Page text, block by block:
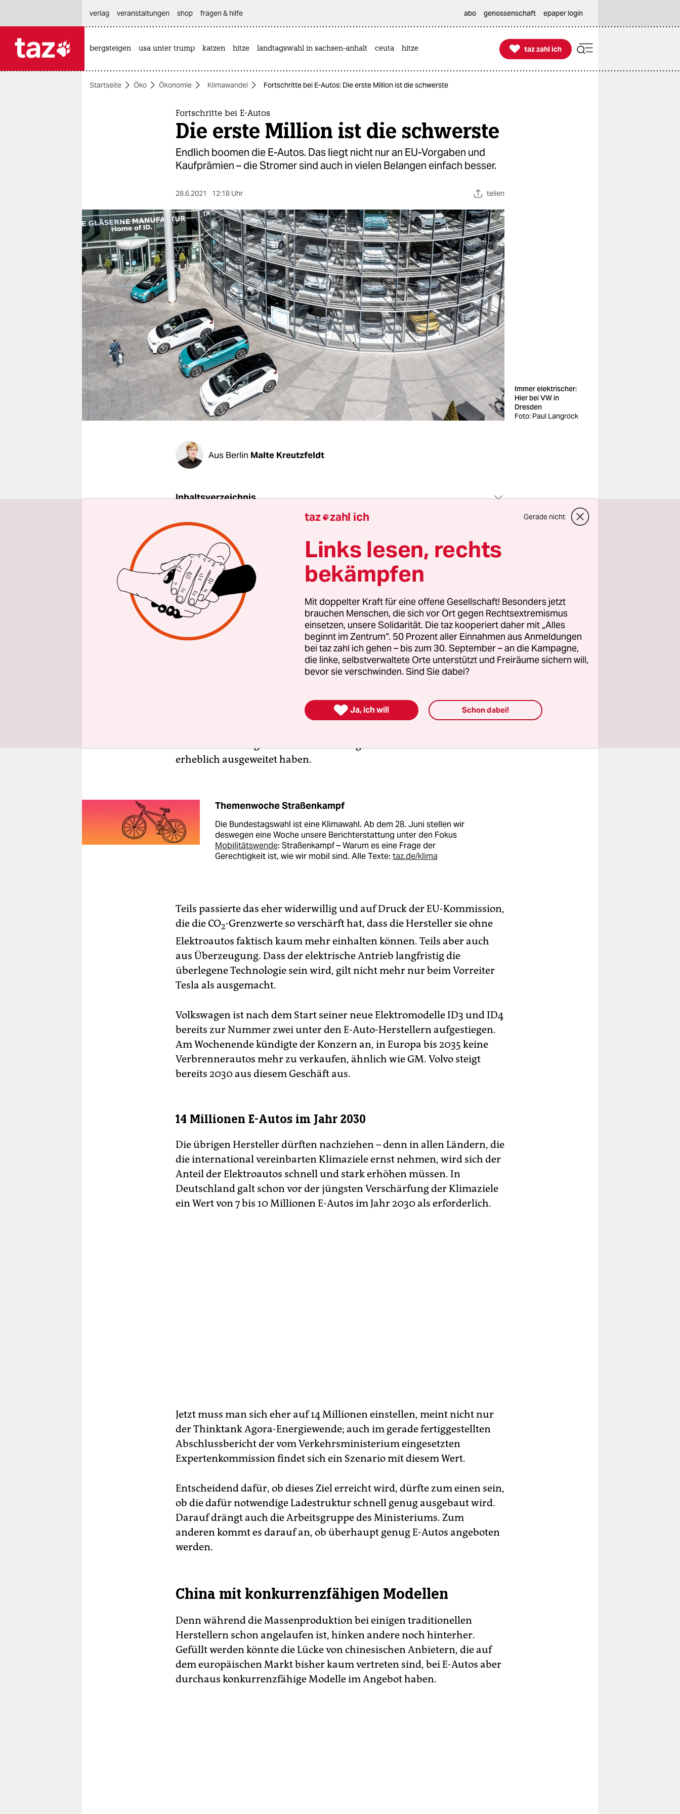
themen
berlin
nord
wahrheit
verlag
verlag
veranstaltungen
shop
fragen & hilfe
unterstützen
abo
verlag
veranstaltungen shop fragen & hilfe abo genossenschaft epaper login
bergsteigen usa unter trump katzen hitze landtagswahl in sachsen-anhalt ceuta hitze 
taz zahl ich
taz zahl ich
Startseite Öko Ökonomie Klimawandel Fortschritte bei E-Autos: Die erste Million ist die schwerste
Fortschritte bei E-Autos
Die erste Million ist die schwerste
Endlich boomen die E-Autos. Das liegt nicht nur an EU-Vorgaben und
Kaufprämien – die Stromer sind auch in vielen Belangen einfach besser.
28.6.2021 12:18 Uhr teilen
Immer elektrischer:
Hier bei VW in
Dresden
Foto: Paul Langrock
Aus Berlin Malte Kreutzfeldt
Inhaltsverzeichnis
Mehr als zehn Jahre ist es her, dass Bundeskanzlerin Angela Merkel
das Ziel ausgab, dass im Jahr 2020
eine Million Elektroautosauf
deutschen Straßen unterwegs sein sollen. Und lange Zeit sah es so aus,
als ob es weit verfehlt und die Million zumRunning Gag
2018 fuhren hierzulande – inklusive der sogenannten Plug-in-Hybride,
die nur zeitweise elektrisch unterwegs sind – gerade mal 150.000
Elektroautos, also weniger als ein Sechstel als angekündigt.
Doch inzwischen steht fest, dass die Verspätung gar nicht so groß sein
wird: Anfang dieses Jahres lag die Zahl der E-Autos schon bei 600.000,
Kauf eines Elektrofahrzeugs bis zu9.000 Euro Prämie
winken, dürfte
diese Entwicklung beschleunigt haben. Also: Die Verkehrswende ist
erheblich ausgeweitet haben.
Themenwoche Straßenkampf
Die Bundestagswahl ist eine Klimawahl. Ab dem 28. Juni stellen wir
deswegen eine Woche unsere Berichterstattung unter den Fokus
Mobilitätswende: Straßenkampf – Warum es eine Frage der
Gerechtigkeit ist, wie wir mobil sind. Alle Texte: taz.de/klima
Teils passierte das eher widerwillig und auf Druck der EU-Kommission,
die die CO2-Grenzwerte so verschärft hat, dass die Hersteller sie ohne
Elektroautos faktisch kaum mehr einhalten können. Teils aber auch
aus Überzeugung. Dass der elektrische Antrieb langfristig die
überlegene Technologie sein wird, gilt nicht mehr nur beim Vorreiter
Tesla als ausgemacht.
Volkswagen ist nach dem Start seiner neue Elektromodelle ID3 und ID4
bereits zur Nummer zwei unter den E-Auto-Herstellern aufgestiegen.
Am Wochenende kündigte der Konzern an, in Europa bis 2035 keine
Verbrennerautos mehr zu verkaufen, ähnlich wie GM. Volvo steigt
bereits 2030 aus diesem Geschäft aus.
14 Millionen E-Autos im Jahr 2030
Die übrigen Hersteller dürften nachziehen – denn in allen Ländern, die
die international vereinbarten Klimaziele ernst nehmen, wird sich der
Anteil der Elektroautos schnell und stark erhöhen müssen. In
Deutschland galt schon vor der jüngsten Verschärfung der Klimaziele
ein Wert von 7 bis 10 Millionen E-Autos im Jahr 2030 als erforderlich.
Jetzt muss man sich eher auf 14 Millionen einstellen, meint nicht nur
der Thinktank Agora-Energiewende; auch im gerade fertiggestellten
Abschlussbericht der vom Verkehrsministerium eingesetzten
Expertenkommission findet sich ein Szenario mit diesem Wert.
Entscheidend dafür, ob dieses Ziel erreicht wird, dürfte zum einen sein,
ob die dafür notwendige Ladestruktur schnell genug ausgebaut wird.
Darauf drängt auch die Arbeitsgruppe des Ministeriums. Zum
anderen kommt es darauf an, ob überhaupt genug E-Autos angeboten
werden.
China mit konkurrenzfähigen Modellen
Denn während die Massenproduktion bei einigen traditionellen
Herstellern schon angelaufen ist, hinken andere noch hinterher.
Gefüllt werden könnte die Lücke von chinesischen Anbietern, die auf
dem europäischen Markt bisher kaum vertreten sind, bei E-Autos aber
durchaus konkurrenzfähige Modelle im Angebot haben.
taz zahl ich Gerade nicht
Links lesen, rechts
bekämpfen
Mit doppelter Kraft für eine offene Gesellschaft! Besonders jetzt
brauchen Menschen, die sich vor Ort gegen Rechtsextremismus
einsetzen, unsere Solidarität. Die taz kooperiert daher mit „Alles
beginnt im Zentrum“. 50 Prozent aller Einnahmen aus Anmeldungen
bei taz zahl ich gehen – bis zum 30. September – an die Kampagne,
die linke, selbstverwaltete Orte unterstützt und Freiräume sichern will,
bevor sie verschwinden. Sind Sie dabei?
 Ja, ich will Schon dabei!